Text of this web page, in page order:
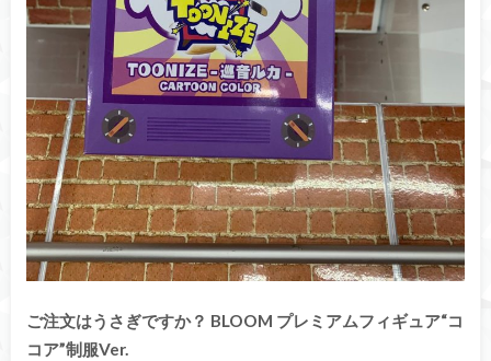
ご注文はうさぎですか？ BLOOM プレミアムフィギュア“コ
コア”制服Ver.